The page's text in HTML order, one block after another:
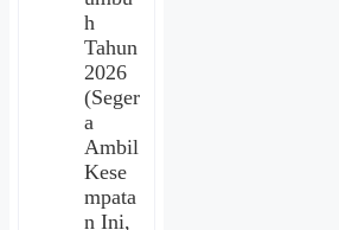
h
Tahun
2026
(Seger
a
Ambil
Kese
mpata
n Ini,